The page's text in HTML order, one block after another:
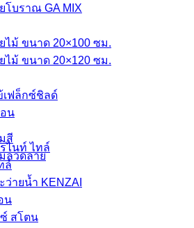
สี
ลวดลาย
โบราณ GA MIX
ไม้ ขนาด 20×100 ซม.
ไม้ ขนาด 20×120 ซม.
เฟล็กซ์ชิลด์
น
ไนท์ ไทล์
ล์
ว่ายน้ำ KENZAI
น
สโตน